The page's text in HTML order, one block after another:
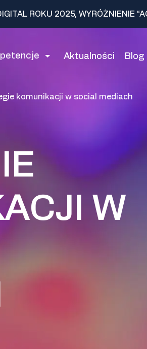
ROKU 2025, WYRÓŻNIENIE
Aktualności Blog
komunikacji w social mediach
W